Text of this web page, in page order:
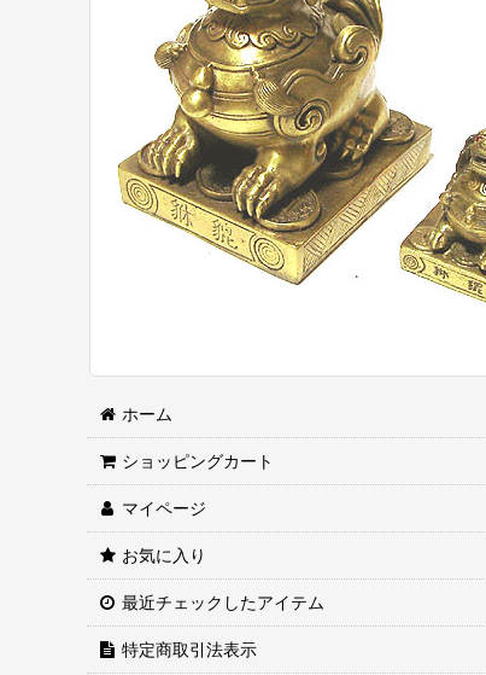
ホーム
ショッピングカート
マイページ
お気に入り
最近チェックしたアイテム
特定商取引法表示